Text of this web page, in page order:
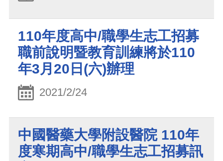
110年度高中/職學生志工招募
職前說明暨教育訓練將於110
年3月20日(六)辦理
2021/2/24
中國醫藥大學附設醫院 110年
度寒期高中/職學生志工招募訊